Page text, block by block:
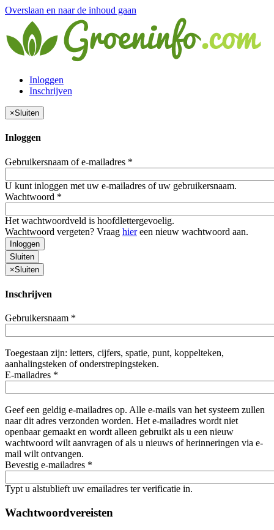
Overslaan en naar de inhoud gaan
Inloggen
Inschrijven
×Sluiten
Inloggen
Gebruikersnaam of e-mailadres *
U kunt inloggen met uw e-mailadres of uw gebruikersnaam.
Wachtwoord *
Het wachtwoordveld is hoofdlettergevoelig.
Wachtwoord vergeten? Vraag hiereen nieuw wachtwoord aan.
Inloggen
Sluiten
×Sluiten
Inschrijven
Gebruikersnaam *
Toegestaan zijn: letters, cijfers, spatie, punt, koppelteken,
aanhalingsteken of onderstrepingsteken.
E-mailadres *
Geef een geldig e-mailadres op. Alle e-mails van het systeem zullen
naar dit adres verzonden worden. Het e-mailadres wordt niet
openbaar gemaakt en wordt alleen gebruikt als u een nieuw
wachtwoord wilt aanvragen of als u nieuws of herinneringen via e-
mail wilt ontvangen.
Bevestig e-mailadres *
Typt u alstublieft uw emailadres ter verificatie in.
Wachtwoordvereisten